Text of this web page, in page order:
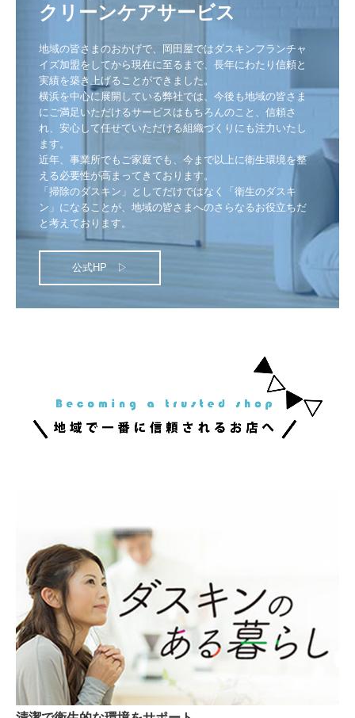
クリーンケアサービス
地域の皆さまのおかげで、岡田屋ではダスキンフランチャ
イズ加盟をしてから現在に至るまで、長年にわたり信頼と
実績を築き上げることができました。
横浜を中心に展開している弊社では、今後も地域の皆さま
にご満足いただけるサービスはもちろんのこと、信頼さ
れ、安心して任せていただける組織づくりにも注力いたし
ます。
近年、事業所でもご家庭でも、今まで以上に衛生環境を整
える必要性が高まってきております。
「掃除のダスキン」としてだけではなく「衛生のダスキ
ン」になることが、地域の皆さまへのさらなるお役立ちだ
と考えております。
公式HP ▷